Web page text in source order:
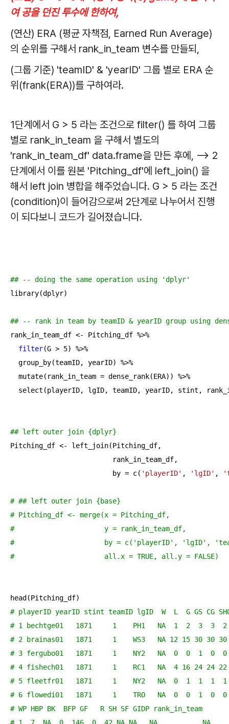
여 공을 던진 투수에 한하여,
(연산) ERA (평균 자책점, Earned Run Average)
의 순위를 구해서 rank_in_team 변수를 만들되,
(그룹 기준) 'teamID' & 'yearID' 그룹 별로 ERA 순
위(frank(ERA))를 구하여라.
1단계에서 G > 5 라는 조건으로 filter() 를 하여 그룹
별로 rank_in_team 을 구해서 별도의
'rank_in_team_df' data.frame을 만든 후에, --> 2
단계에서 이를 원본 'Pitching_df'에 left_join() 을
해서 left join 병합을 해주었습니다. G > 5 라는 조건
(condition)이 들어감으로써 2단계로 나누어서 진행
이 되다보니 코드가 길어졌습니다.
## -- doing the same operation using 'dplyr'
library(dplyr)
## -- rank in team by teamID & yearID group using
rank_in_team_df <- Pitching_df %>%
filter(G > 5) %>%
  group_by(teamID, yearID) %>%
  mutate(rank_in_team = dense_rank(ERA)) %>%
select(playerID, lgID, teamID, yearID, stint,
## left outer join {dplyr}
Pitching_df <- left_join(Pitching_df,
                         rank_in_team_df,
                         by = c(
'playerID' , 'lgID' ,
# ## left outer join {base}
# Pitching_df <- merge(x = Pitching_df,
#                      y = rank_in_team_df,
#                      by = c('playerID', 'lgID',
#                      all.x = TRUE, all.y = FALSE)
# playerID yearID stint teamID lgID  W  L  G GS CG
# 1 bechtge01   1871     1    PH1   NA  1  2  3  3
# 2 brainas01   1871     1    WS3   NA 12 15 30 30
# 3 fergubo01   1871     1    NY2   NA  0  0  1
# 4 fishech01   1871     1    RC1   NA  4 16 24 24
# 5 fleetfr01   1871     1    NY2   NA  0  1  1  1
# 6 flowedi01   1871     1    TRO   NA  0  0  1
# WP HBP BK  BFP GF   R SH SF GIDP rank_in_team